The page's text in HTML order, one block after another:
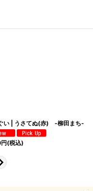
い | うさてぬ(赤) -柳田まち-
円(税込)